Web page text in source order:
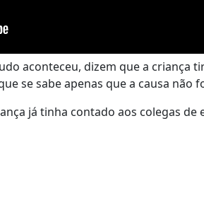
aconteceu, dizem que a criança
se sabe apenas que a causa não
já tinha contado aos colegas